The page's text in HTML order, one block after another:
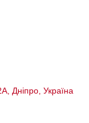
Дніпро, Україна